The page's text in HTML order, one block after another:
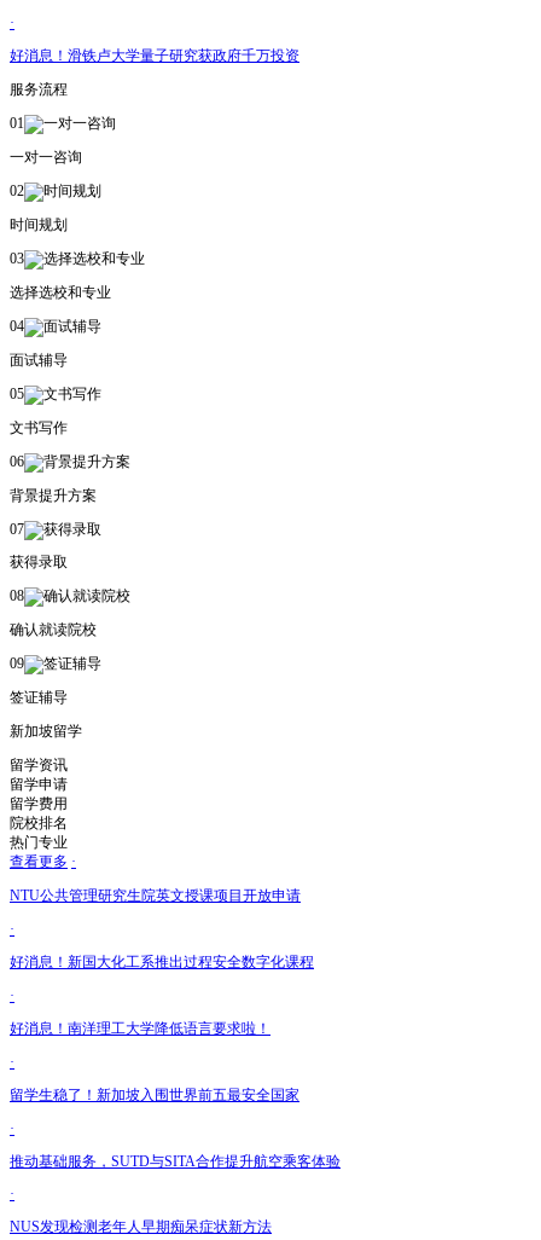
·
好消息！滑铁卢大学量子研究获政府千万投资
服务流程
01
一对一咨询
02
时间规划
03
选择选校和专业
04
面试辅导
05
文书写作
06
背景提升方案
07
获得录取
08
确认就读院校
09
签证辅导
新加坡留学
留学资讯
留学申请
留学费用
院校排名
热门专业
查看更多 ·
NTU公共管理研究生院英文授课项目开放申请
·
好消息！新国大化工系推出过程安全数字化课程
·
好消息！南洋理工大学降低语言要求啦！
·
留学生稳了！新加坡入围世界前五最安全国家
·
推动基础服务，SUTD与SITA合作提升航空乘客体验
·
NUS发现检测老年人早期痴呆症状新方法